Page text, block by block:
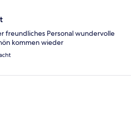
freundliches Personal wundervolle
kommen wieder